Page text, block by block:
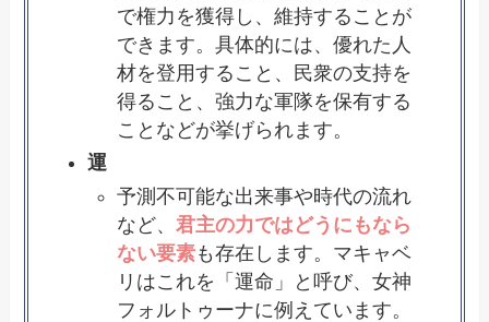
で権力を獲得し、維持することが
できます。具体的には、優れた人
材を登用すること、民衆の支持を
得ること、強力な軍隊を保有する
ことなどが挙げられます。
運
予測不可能な出来事や時代の流れ
など、君主の力ではどうにもなら
ない要素も存在します。マキャベ
リはこれを「運命」と呼び、女神
フォルトゥーナに例えています。